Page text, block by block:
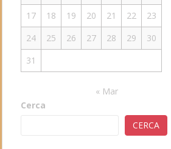
17
18 19 20 21 22
23
24
25 26 27 28 29
30
31
« Mar
Cerca
CERCA